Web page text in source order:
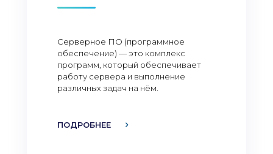
Серверное ПО (программное
обеспечение) — это комплекс
программ, который обеспечивает
работу сервера и выполнение
различных задач на нём.
ПОДРОБНЕЕ